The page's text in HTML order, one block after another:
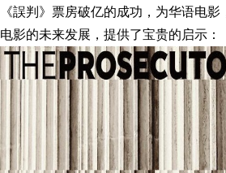
《誤判》票房破亿的成功，为华语电
电影的未来发展，提供了宝贵的启示：